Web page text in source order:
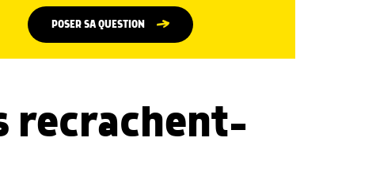
POSER SA QUESTION
recrachent-